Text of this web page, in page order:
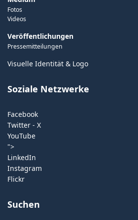
Fotos
Videos
Veröffentlichungen
Pressemitteilungen
Visuelle Identität & Logo
Soziale Netzwerke
Facebook
Twitter - X
YouTube
">
LinkedIn
Instagram
Flickr
Suchen